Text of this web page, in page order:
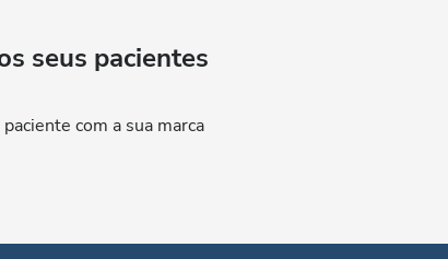
seus pacientes
com a sua marca